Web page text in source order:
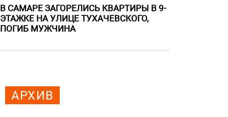
В САМАРЕ ЗАГОРЕЛИСЬ КВАРТИРЫ В 9-
ЭТАЖКЕ НА УЛИЦЕ ТУХАЧЕВСКОГО,
ПОГИБ МУЖЧИНА
АРХИВ